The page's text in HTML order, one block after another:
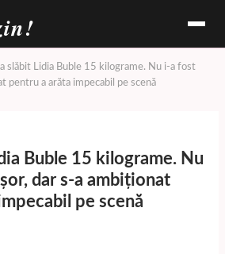
slăbit Lidia Buble 15 kilograme. Nu i-a fost
pentru a arăta impecabil pe scenă
Buble 15 kilograme. Nu
dar s-a ambiționat
pe scenă